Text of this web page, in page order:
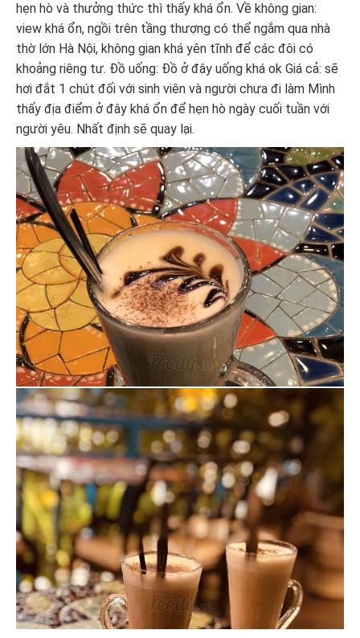
hẹn hò và thưởng thức thì thấy khá ổn. Về không gian:
view khá ổn, ngồi trên tầng thượng có thể ngắm qua nhà
thờ lớn Hà Nội, không gian khá yên tĩnh để các đôi có
khoảng riêng tư. Đồ uống: Đồ ở đây uống khá ok Giá cả: sẽ
hơi đắt 1 chút đối với sinh viên và người chưa đi làm Mình
thấy địa điểm ở đây khá ổn để hẹn hò ngày cuối tuần với
người yêu. Nhất định sẽ quay lại.